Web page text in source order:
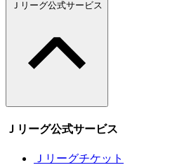
Ｊリーグ公式サービス
Ｊリーグ公式サービス
Ｊリーグチケット